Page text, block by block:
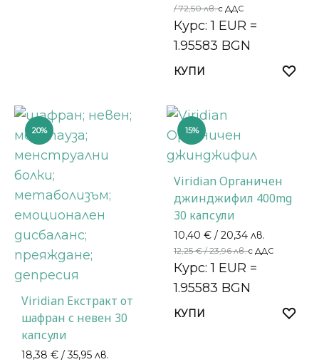
/ 72,50 лв.с ДДС
Курс: 1 EUR =
1.95583 BGN
КУПИ
20%
Viridian Екстракт от
шафран с невен 30
капсули
18,38 € / 35,95 лв.
15%
Viridian Органичен
джинджифил 400mg
30 капсули
10,40 € / 20,34 лв.
12,25€/ 23,96 лв.с ДДС
Курс: 1 EUR =
1.95583 BGN
КУПИ